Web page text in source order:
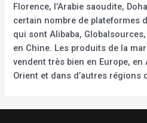
Florence, l’Arabie saoudite,
certain nombre de plateformes
qui sont Alibaba,
en Chine. Les produits de la
vendent très bien en Europe,
Orient et dans d’autres régions